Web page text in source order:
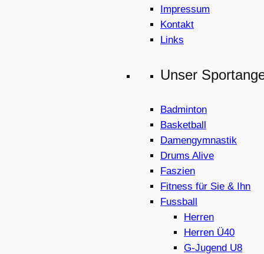
Impressum
Kontakt
Links
Unser
Badminton
Basketball
Damengymnastik
Drums Alive
Faszien
Fitness für Sie & Ihn
Fussball
Herren
Herren Ü40
G-Jugend U8